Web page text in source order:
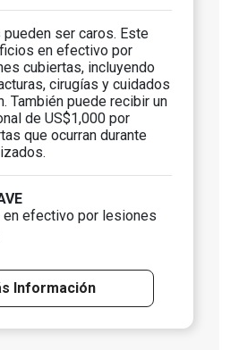
ser caros. Este
en efectivo por
cubiertas, incluyendo
cirugías y cuidados
También puede recibir un
de US$1,000 por
que ocurran durante
en efectivo por lesiones
Información